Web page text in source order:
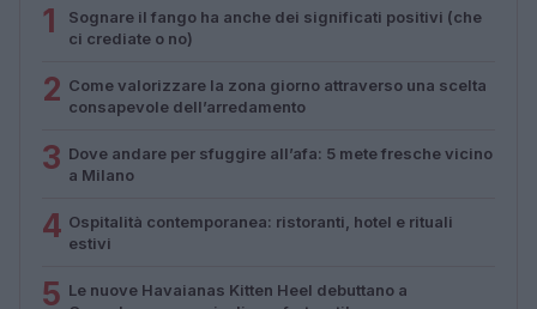
1
Sognare il fango ha anche dei significati positivi (che
ci crediate o no)
2 Come valorizzare la zona giorno attraverso una scelta
consapevole dell’arredamento
3 Dove andare per sfuggire all’afa: 5 mete fresche vicino
a Milano
4 Ospitalità contemporanea: ristoranti, hotel e rituali
estivi
5 Le nuove Havaianas Kitten Heel debuttano a